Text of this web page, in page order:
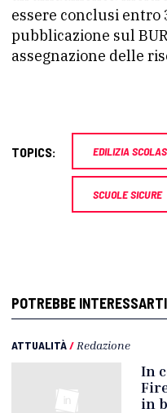
essere conclusi entro
pubblicazione sul
assegnazione delle
TOPICS: EDILIZIA
SCUOLE SICURE
POTREBBE
ATTUALITÀ/ Redazione
In
in